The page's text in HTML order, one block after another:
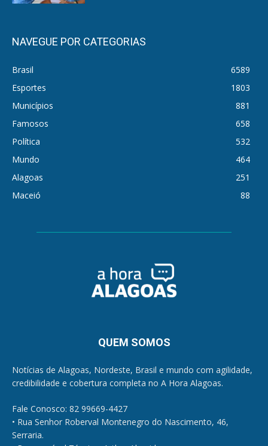
NAVEGUE POR CATEGORIAS
Brasil
6589
Esportes
1803
Municípios
881
Famosos
658
Política
532
Mundo
464
Alagoas
251
Maceió
88
QUEM SOMOS
Notícias de Alagoas, Nordeste, Brasil e mundo com agilidade,
credibilidade e cobertura completa no A Hora Alagoas.
Fale Conosco: 82 99669-4427
• Rua Senhor Roberval Montenegro do Nascimento, 46,
Serraria.